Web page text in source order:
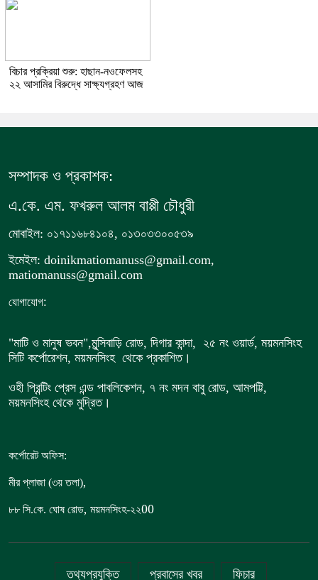
বিচার প্রক্রিয়া শুরু: হাছান-নওফেলসহ
২২ আসামির বিরুদ্ধে সাক্ষ্যগ্রহণ আজ
সম্পাদক ও প্রকাশক:
এ.কে. এম. ফখরুল আলম বাপ্পী চৌধুরী
মোবাইল: ০১৭১১৬৮৪১০৪, ০১৩০৩৩০০৫৩৯
ইমেইল: doinikmatiomanuss@gmail.com,
matiomanuss@gmail.com
যোগাযোগ:
"মাটি ও মানুষ ভবন",মুন্সিবাড়ি রোড, দিগার কান্দা, ২৫ নং ওয়ার্ড, ময়মনসিংহ
সিটি কর্পোরেশন, ময়মনসিংহ থেকে প্রকাশিত।
ওহী প্রিন্টিং প্রেস এন্ড পাবলিকেশন, ৭ নং মদন বাবু রোড, আমপট্টি,
ময়মনসিংহ থেকে মুদ্রিত।
কর্পোরেট অফিস:
মীর প্লাজা (৩য় তলা),
৮৮ সি.কে. ঘোষ রোড, ময়মনসিংহ-২২00
তথ্যপ্রযুক্তি প্রবাসের খবর ফিচার